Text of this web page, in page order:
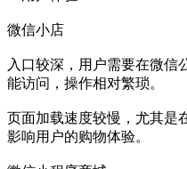
微信小店
入口较深，用户需要在微信
能访问，操作相对繁琐。
页面加载速度较慢，尤其是
影响用户的购物体验。